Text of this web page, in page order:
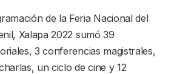
de la Feria Nacional del
Xalapa 2022 sumó 39
3 conferencias magistrales,
un ciclo de cine y 12